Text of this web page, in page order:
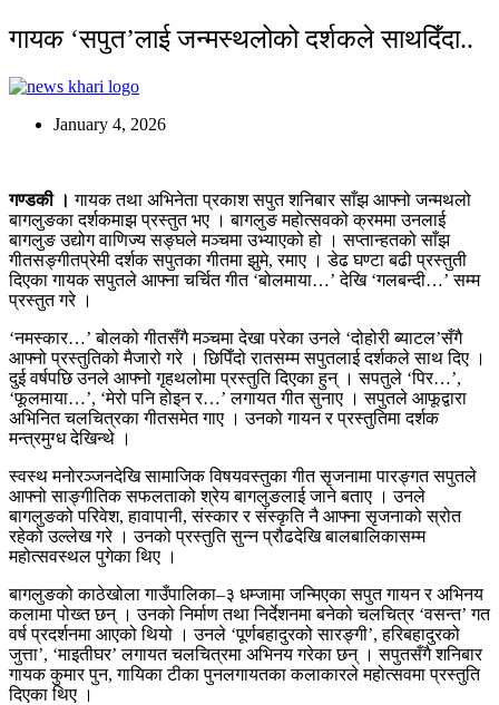
गायक ‘सपुत’लाई जन्मस्थलोको दर्शकले साथदिँदा..
January 4, 2026
गण्डकी । गायक तथा अभिनेता प्रकाश सपुत शनिबार साँझ आफ्नो जन्मथलो
बागलुङका दर्शकमाझ प्रस्तुत भए । बागलुङ महोत्सवको क्रममा उनलाई
बागलुङ उद्योग वाणिज्य सङ्घले मञ्चमा उभ्याएको हो । सप्तान्हतको साँझ
गीतसङ्गीतप्रेमी दर्शक सपुतका गीतमा झुमे, रमाए । डेढ घण्टा बढी प्रस्तुती
दिएका गायक सपुतले आफ्ना चर्चित गीत ‘बोलमाया…’ देखि ‘गलबन्दी…’ सम्म
प्रस्तुत गरे ।
‘नमस्कार…’ बोलको गीतसँगै मञ्चमा देखा परेका उनले ‘दोहोरी ब्याटल’सँगै
आफ्नो प्रस्तुतिको मैजारो गरे । छिपिँदो रातसम्म सपुतलाई दर्शकले साथ दिए ।
दुई वर्षपछि उनले आफ्नो गृहथलोमा प्रस्तुति दिएका हुन् । सपतुले ‘पिर…’,
‘फूलमाया…’, ‘मेरो पनि होइन र…’ लगायत गीत सुनाए । सपुतले आफूद्वारा
अभिनित चलचित्रका गीतसमेत गाए । उनको गायन र प्रस्तुतिमा दर्शक
मन्त्रमुग्ध देखिन्थे ।
स्वस्थ मनोरञ्जनदेखि सामाजिक विषयवस्तुका गीत सृजनामा पारङ्गत सपुतले
आफ्नो साङ्गीतिक सफलताको श्रेय बागलुङलाई जाने बताए । उनले
बागलुङको परिवेश, हावापानी, संस्कार र संस्कृति नै आफ्ना सृजनाको स्रोत
रहेको उल्लेख गरे । उनको प्रस्तुति सुन्न प्रौढदेखि बालबालिकासम्म
महोत्सवस्थल पुगेका थिए ।
बागलुङको काठेखोला गाउँपालिका–३ धम्जामा जन्मिएका सपुत गायन र अभिनय
कलामा पोख्त छन् । उनको निर्माण तथा निर्देशनमा बनेको चलचित्र ‘वसन्त’ गत
वर्ष प्रदर्शनमा आएको थियो । उनले ‘पूर्णबहादुरको सारङ्गी’, हरिबहादुरको
जुत्ता’, ‘माइतीघर’ लगायत चलचित्रमा अभिनय गरेका छन् । सपुतसँगै शनिबार
गायक कुमार पुन, गायिका टीका पुनलगायतका कलाकारले महोत्सवमा प्रस्तुति
दिएका थिए ।